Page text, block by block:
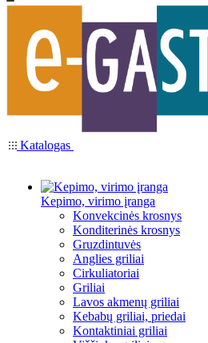
Katalogas
Kepimo, virimo įranga
Konvekcinės krosnys
Konditerinės krosnys
Gruzdintuvės
Anglies griliai
Cirkuliatoriai
Griliai
Lavos akmenų griliai
Kebabų griliai, priedai
Kontaktiniai griliai